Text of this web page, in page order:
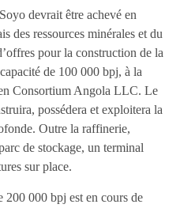
devrait être achevé en
des ressources minérales et du
pour la construction de la
de 100 000 bpj, à la
Consortium Angola LLC. Le
possédera et exploitera la
Outre la raffinerie,
de stockage, un terminal
sur place.
000 bpj est en cours de